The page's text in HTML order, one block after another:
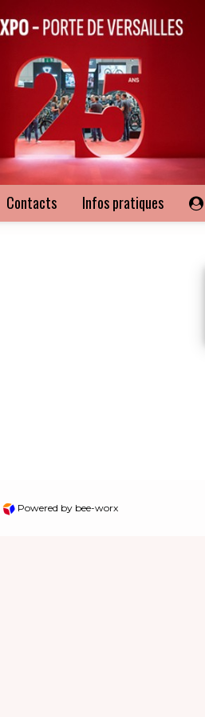
Contacts Infos pratiques
Powered by bee-worx